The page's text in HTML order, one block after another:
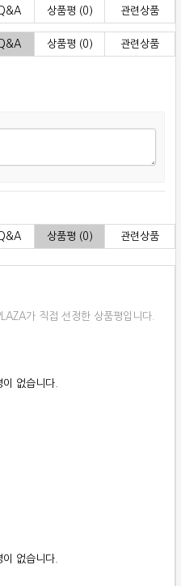
상품평 (0) 관련상품
상품평 (0) 관련상품
상품평 (0) 관련상품
가 직접 선정한 상품평입니다.
없습니다.
없습니다.